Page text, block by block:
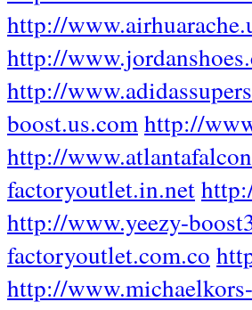
http://
http://
http://
boost.us.comhttp://
http://
factoryoutlet.in.net
http://www.yeezy-
factoryoutlet.com.co
http://